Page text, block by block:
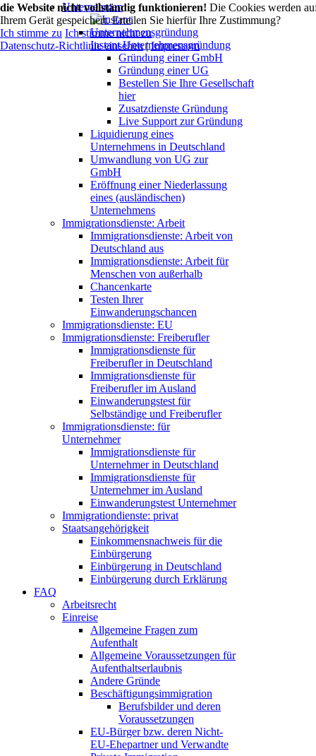
Unternehmen
Instant Unternehmensgründung
Gründung einer GmbH
Gründung einer UG
Bestellen Sie Ihre Gesellschaft
hier
Zusatzdienste Gründung
Live Support zur Gründung
Liquidierung eines
Unternehmens in Deutschland
Umwandlung von UG zur
GmbH
Eröffnung einer Niederlassung
eines (ausländischen)
Unternehmens
Immigrationsdienste: Arbeit
Immigrationsdienste: Arbeit von
Deutschland aus
Immigrationsdienste: Arbeit für
Menschen von außerhalb
Chancenkarte
Testen Ihrer
Einwanderungschancen
Immigrationsdienste: EU
Immigrationsdienste: Freiberufler
Immigrationsdienste für
Freiberufler in Deutschland
Immigrationsdienste für
Freiberufler im Ausland
Einwanderungstest für
Selbständige und Freiberufler
Immigrationsdienste: für
Unternehmer
Immigrationsdienste für
Unternehmer in Deutschland
Immigrationsdienste für
Unternehmer im Ausland
Einwanderungstest Unternehmer
Immigrationdienste: privat
Staatsangehörigkeit
Einkommensnachweis für die
Einbürgerung
Einbürgerung in Deutschland
Einbürgerung durch Erklärung
FAQ
Arbeitsrecht
Einreise
Allgemeine Fragen zum
Aufenthalt
Allgemeine Voraussetzungen für
Aufenthaltserlaubnis
Andere Gründe
Beschäftigungsimmigration
Berufsbilder und deren
Voraussetzungen
EU-Bürger bzw. deren Nicht-
EU-Ehepartner und Verwandte
die Website nicht vollständig funktionieren! Die Cookies werden
Ihrem Gerät gespeichert. Erteilen Sie hierfür Ihre Zustimmung?
Ich stimme zu Ich stimme nicht zu
Datenschutz-Richtlinie einsehen|Impressum